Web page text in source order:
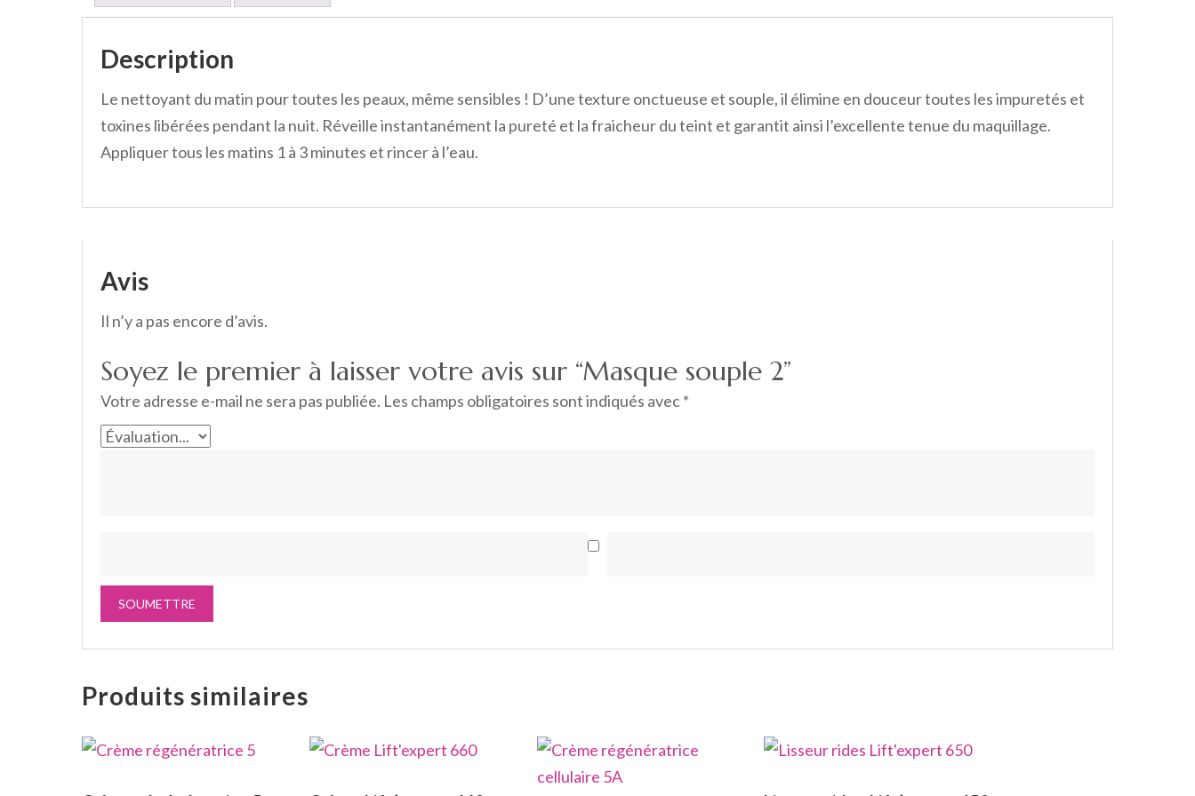
Description
Le nettoyant du matin pour toutes les peaux, même sensibles ! D’une texture onctueuse et souple, il élimine en douceur toutes les impuretés et
toxines libérées pendant la nuit. Réveille instantanément la pureté et la fraicheur du teint et garantit ainsi l’excellente tenue du maquillage.
Appliquer tous les matins 1 à 3 minutes et rincer à l’eau.
Avis
Il n’y a pas encore d’avis.
Soyez le premier à laisser votre avis sur “Masque souple 2”
Votre adresse e-mail ne sera pas publiée. Les champs obligatoires sont indiqués avec*
Produits similaires